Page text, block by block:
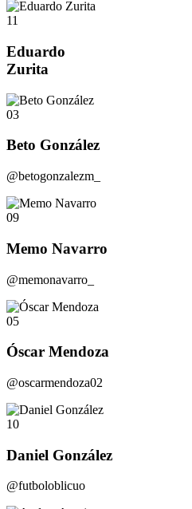
11
Eduardo
Zurita
03
Beto González
@betogonzalezm_
09
Memo Navarro
@memonavarro_
05
Óscar Mendoza
@oscarmendoza02
10
Daniel González
@futboloblicuo